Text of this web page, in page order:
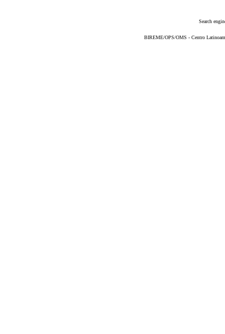
Search
BIREME/OPS/OMS - Centro